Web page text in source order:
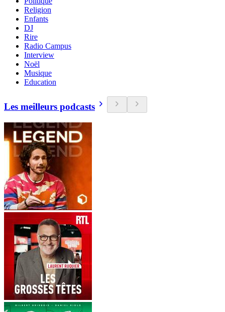
Religion
Enfants
DJ
Rire
Radio Campus
Interview
Noël
Musique
Education
Les meilleurs podcasts